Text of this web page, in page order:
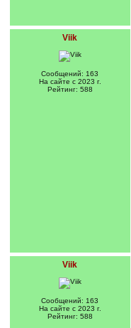
Viik
Сообщений: 163
На сайте с 2023 г.
Рейтинг: 588
Viik
Сообщений: 163
На сайте с 2023 г.
Рейтинг: 588